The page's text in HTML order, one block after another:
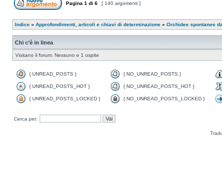
Pagina 1 di 6 [ 140 argomenti ]
Indice » Approfondimenti, articoli e chiavi di determinazione » Orchidee spontanee
Chi c’è in linea
Visitano il forum: Nessuno e 1 ospite
{ UNREAD_POSTS } { NO_UNREAD_POSTS }
{ UNREAD_POSTS_HOT } { NO_UNREAD_POSTS_HOT }
{ UNREAD_POSTS_LOCKED } { NO_UNREAD_POSTS_LOCKED }
Cerca per: